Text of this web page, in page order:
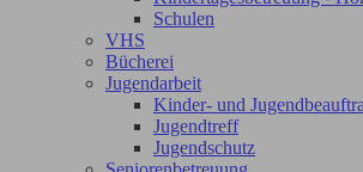
Schulen
VHS
Bücherei
Jugendarbeit
Kinder- und
Jugendtreff
Jugendschutz